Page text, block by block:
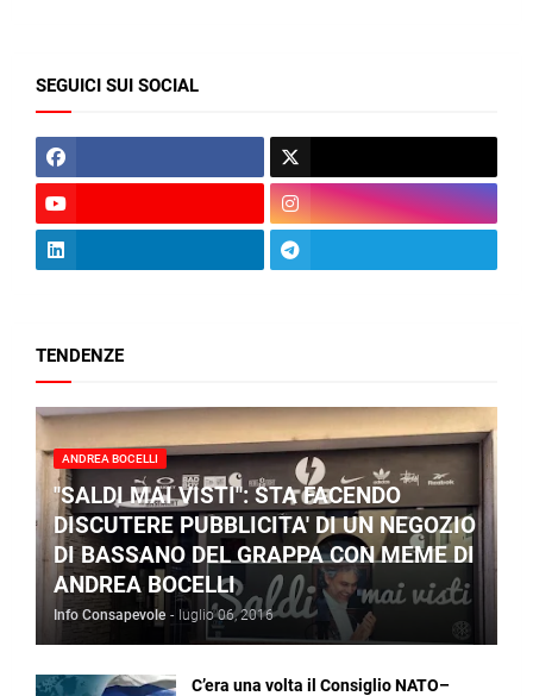
SEGUICI SUI SOCIAL
TENDENZE
ANDREA BOCELLI
"SALDI MAI VISTI": STA FACENDO
DISCUTERE PUBBLICITA' DI UN NEGOZIO
DI BASSANO DEL GRAPPA CON MEME DI
ANDREA BOCELLI
Info Consapevole - luglio 06, 2016
C’era una volta il Consiglio NATO–